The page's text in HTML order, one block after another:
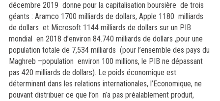
décembre 2019 donne pour la capitalisation boursière de trois
géants : Aramco 1700 milliards de dollars, Apple 1180 milliards
de dollars et Microsoft 1144 milliards de dollars sur un PIB
mondial en 2018 d’environ 84.740 milliards de dollars ,pour une
population totale de 7,534 milliards (pour l’ensemble des pays du
Maghreb –population environ 100 millions, le PIB ne dépassant
pas 420 milliards de dollars). Le poids économique est
déterminant dans les relations internationales, l’Economique, ne
pouvant distribuer ce que l’on n’a pas préalablement produit,